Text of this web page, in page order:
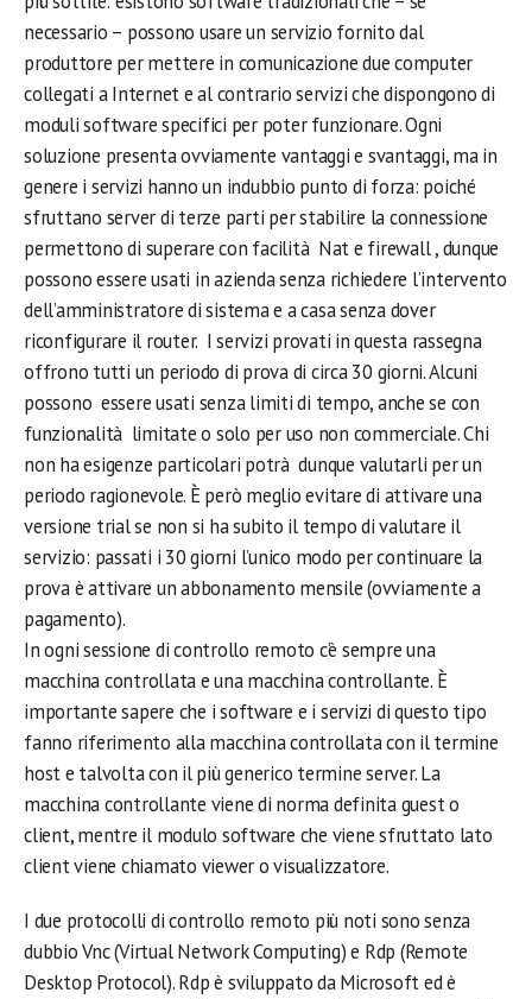
necessario – possono usare un servizio fornito dal
produttore per mettere in comunicazione due computer
collegati a Internet e al contrario servizi che dispongono di
moduli software specifici per poter funzionare. Ogni
soluzione presenta ovviamente vantaggi e svantaggi, ma in
genere i servizi hanno un indubbio punto di forza: poiché
sfruttano server di terze parti per stabilire la connessione
permettono di superare con facilità Nat e firewall , dunque
possono essere usati in azienda senza richiedere l’intervento
dell’amministratore di sistema e a casa senza dover
riconfigurare il router. I servizi provati in questa rassegna
offrono tutti un periodo di prova di circa 30 giorni. Alcuni
possono essere usati senza limiti di tempo, anche se con
funzionalità limitate o solo per uso non commerciale. Chi
non ha esigenze particolari potrà dunque valutarli per un
periodo ragionevole. È però meglio evitare di attivare una
versione trial se non si ha subito il tempo di valutare il
servizio: passati i 30 giorni l’unico modo per continuare la
prova è attivare un abbonamento mensile (ovviamente a
pagamento).
In ogni sessione di controllo remoto c’è sempre una
macchina controllata e una macchina controllante. È
importante sapere che i software e i servizi di questo tipo
fanno riferimento alla macchina controllata con il termine
host e talvolta con il più generico termine server. La
macchina controllante viene di norma definita guest o
client, mentre il modulo software che viene sfruttato lato
client viene chiamato viewer o visualizzatore.
I due protocolli di controllo remoto più noti sono senza
dubbio Vnc (Virtual Network Computing) e Rdp (Remote
Desktop Protocol). Rdp è sviluppato da Microsoft ed è